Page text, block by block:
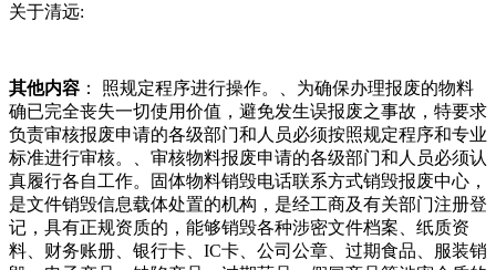
关于清远:
其他内容 ： 照规定程序进行操作。、为确保办理报废的物料
确已完全丧失一切使用价值，避免发生误报废之事故，特要求
负责审核报废申请的各级部门和人员必须按照规定程序和专业
标准进行审核。、审核物料报废申请的各级部门和人员必须认
真履行各自工作。固体物料销毁电话联系方式销毁报废中心，
是文件销毁信息载体处置的机构，是经工商及有关部门注册登
记，具有正规资质的，能够销毁各种涉密文件档案、纸质资
料、财务账册、银行卡、IC卡、公司公章、过期食品、服装销